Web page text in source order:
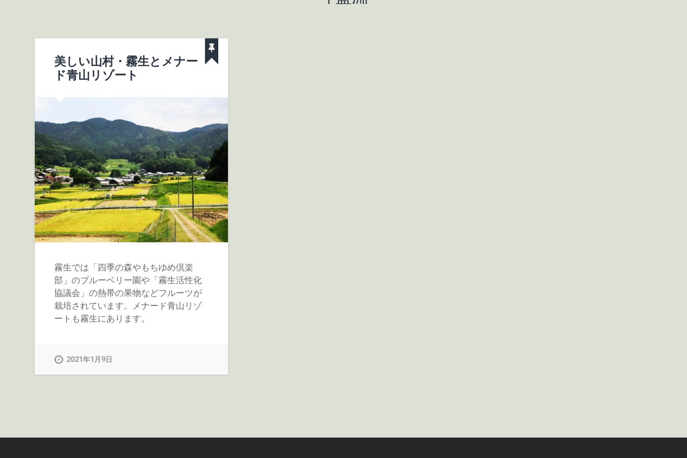
美しい山村・霧生とメナー
ド青山リゾート
霧生では「四季の森やもちゆめ倶楽
部」のブルーベリー園や「霧生活性化
協議会」の熱帯の果物などフルーツが
栽培されています。メナード青山リゾ
ートも霧生にあります。
2021年1月9日